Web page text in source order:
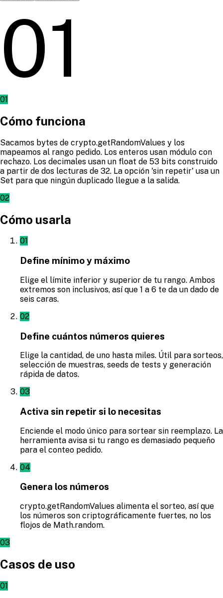
01
01
Cómo funciona
Sacamos bytes de crypto.getRandomValues y los
mapeamos al rango pedido. Los enteros usan módulo con
rechazo. Los decimales usan un float de 53 bits construido
a partir de dos lecturas de 32. La opción 'sin repetir' usa un
Set para que ningún duplicado llegue a la salida.
02
Cómo usarla
01
Define mínimo y máximo
Elige el límite inferior y superior de tu rango. Ambos
extremos son inclusivos, así que 1 a 6 te da un dado de
seis caras.
02
Define cuántos números quieres
Elige la cantidad, de uno hasta miles. Útil para sorteos,
selección de muestras, seeds de tests y generación
rápida de datos.
03
Activa sin repetir si lo necesitas
Enciende el modo único para sortear sin reemplazo. La
herramienta avisa si tu rango es demasiado pequeño
para el conteo pedido.
04
Genera los números
crypto.getRandomValues alimenta el sorteo, así que
los números son criptográficamente fuertes, no los
flojos de Math.random.
03
Casos de uso
01